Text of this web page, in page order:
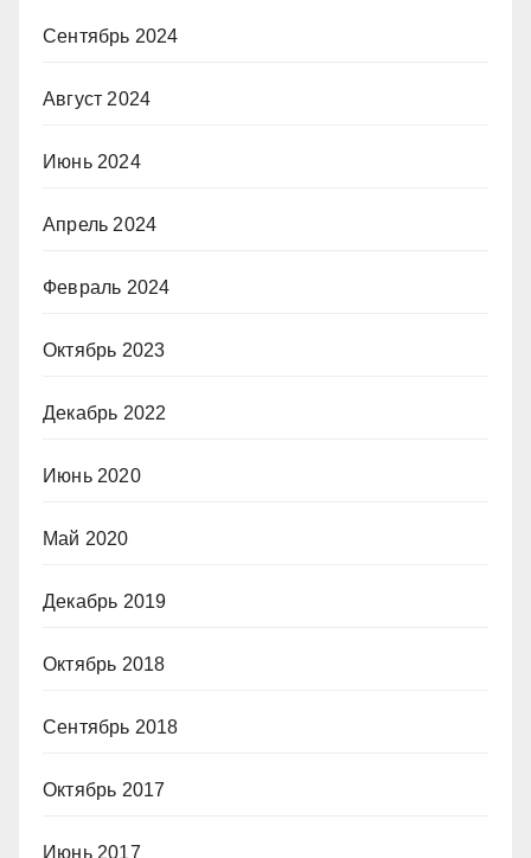
Сентябрь 2024
Август 2024
Июнь 2024
Апрель 2024
Февраль 2024
Октябрь 2023
Декабрь 2022
Июнь 2020
Май 2020
Декабрь 2019
Октябрь 2018
Сентябрь 2018
Октябрь 2017
Июнь 2017